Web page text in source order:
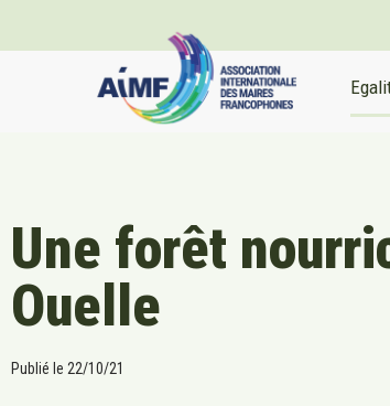
Une forêt
Ouelle
Publié le 22/10/21